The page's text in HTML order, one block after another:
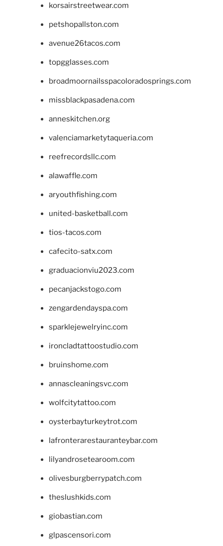
korsairstreetwear.com
petshopallston.com
avenue26tacos.com
topgglasses.com
broadmoornailsspacoloradosprings.com
missblackpasadena.com
anneskitchen.org
valenciamarketytaqueria.com
reefrecordsllc.com
alawaffle.com
aryouthfishing.com
united-basketball.com
tios-tacos.com
cafecito-satx.com
graduacionviu2023.com
pecanjackstogo.com
zengardendayspa.com
sparklejewelryinc.com
ironcladtattoostudio.com
bruinshome.com
annascleaningsvc.com
wolfcitytattoo.com
oysterbayturkeytrot.com
lafronterarestauranteybar.com
lilyandrosetearoom.com
olivesburgberrypatch.com
theslushkids.com
giobastian.com
glpascensori.com